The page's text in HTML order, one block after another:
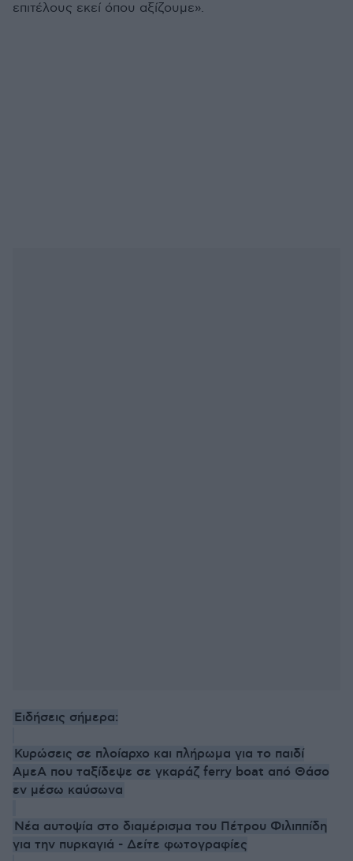
επιτέλους εκεί όπου αξίζουμε».
Ειδήσεις σήμερα:
Κυρώσεις σε πλοίαρχο και πλήρωμα για το παιδί
ΑμεΑ που ταξίδεψε σε γκαράζ ferry boat από Θάσο
εν μέσω καύσωνα
Νέα αυτοψία στο διαμέρισμα του Πέτρου Φιλιππίδη
για την πυρκαγιά - Δείτε φωτογραφίες